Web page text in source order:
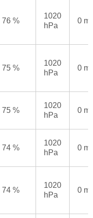
76 %
1020
hPa
0
75 %
1020
hPa
0
75 %
1020
hPa
0
74 %
1020
hPa
0
74 %
1020
hPa
0